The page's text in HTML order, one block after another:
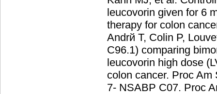
leucovorin given for 6
therapy for colon
Andrй T, Colin P,
C96.1) comparing
leucovorin high dose
colon cancer. Proc
7- NSABP C07. Proc